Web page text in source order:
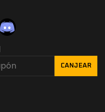
CANJEAR